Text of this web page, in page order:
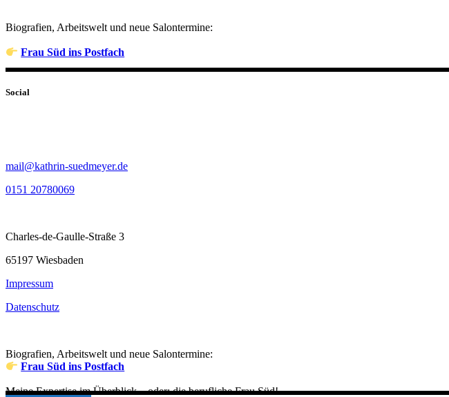
Biografien, Arbeitswelt und neue Salontermine:
Frau Süd ins Postfach
Social
mail@kathrin-suedmeyer.de
0151 20780069
Charles-de-Gaulle-Straße 3
65197 Wiesbaden
Impressum
Datenschutz
Biografien, Arbeitswelt und neue Salontermine:
Frau Süd ins Postfach
Meine Expertise im Überblick – oder: die berufliche Frau Süd!